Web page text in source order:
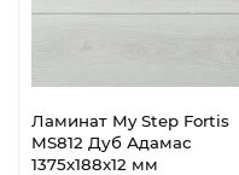
Ламинат My Step Fortis
MS812 Дуб Адамас
1375х188х12 мм